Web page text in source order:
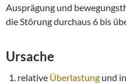
Ausprägung und
die Störung durchaus 6 bis
Ursache
relative Überlastung und